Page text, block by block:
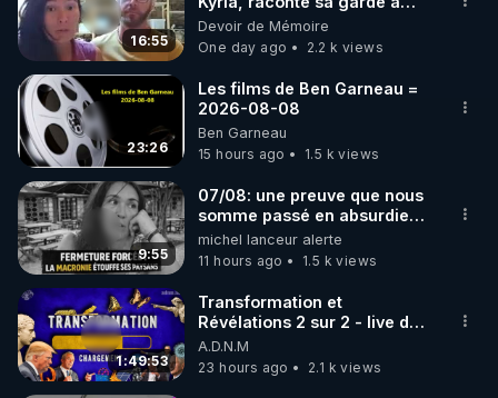
Rendez-vous sur http://rgnr.li/lechoubrave
code : REGENERE10
▶ 30 jours gratuit sur l’application de méditation et
de bien-être ENVOL :
Rendez-vous sur https://www.envol.app/code
le code : REGENERE
16:55
vue musclée. PARTAGEZ!
Devoir de Mémoire
One day ago
2.2 k views
23:26
Les films de Ben Garneau =
2026-08-08
Ben Garneau
15 hours ago
1.5 k views
9:55
07/08: une preuve que nous
somme passé en absurdie
une dictature qui veut faire
taire ses opposant !
michel lanceur alerte
11 hours ago
1.5 k views
1:49:53
Transformation et
Révélations 2 sur 2 - live du
07/08/26
A.D.N.M
23 hours ago
2.1 k views